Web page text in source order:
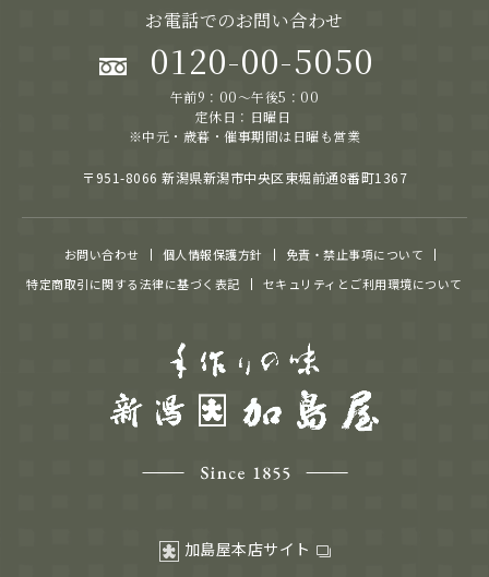
お電話でのお問い合わせ
0120-00-5050
午前9：00～午後5：00
定休日：日曜日
※中元・歳暮・催事期間は日曜も営業
〒951-8066 新潟県新潟市中央区東堀前通8番町1367
お問い合わせ 個人情報保護方針
免責・禁止事項について
特定商取引に関する法律に基づく表記
セキュリティとご利用環境について
加島屋本店サイト